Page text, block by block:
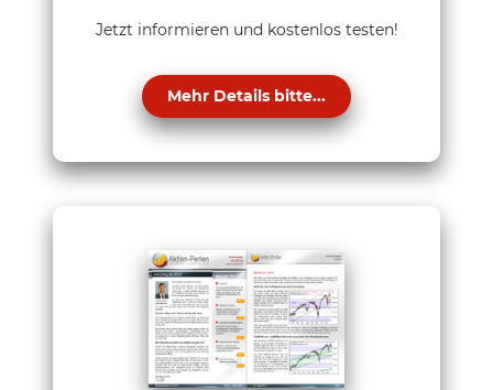
Jetzt informieren und kostenlos testen!
Mehr Details bitte...